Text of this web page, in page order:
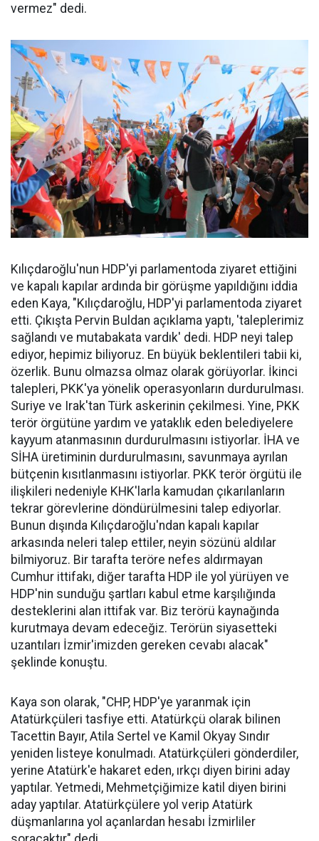
vermez" dedi.
Kılıçdaroğlu'nun HDP'yi parlamentoda ziyaret ettiğini
ve kapalı kapılar ardında bir görüşme yapıldığını iddia
eden Kaya, "Kılıçdaroğlu, HDP'yi parlamentoda ziyaret
etti. Çıkışta Pervin Buldan açıklama yaptı, 'taleplerimiz
sağlandı ve mutabakata vardık' dedi. HDP neyi talep
ediyor, hepimiz biliyoruz. En büyük beklentileri tabii ki,
özerlik. Bunu olmazsa olmaz olarak görüyorlar. İkinci
talepleri, PKK'ya yönelik operasyonların durdurulması.
Suriye ve Irak'tan Türk askerinin çekilmesi. Yine, PKK
terör örgütüne yardım ve yataklık eden belediyelere
kayyum atanmasının durdurulmasını istiyorlar. İHA ve
SİHA üretiminin durdurulmasını, savunmaya ayrılan
bütçenin kısıtlanmasını istiyorlar. PKK terör örgütü ile
ilişkileri nedeniyle KHK'larla kamudan çıkarılanların
tekrar görevlerine döndürülmesini talep ediyorlar.
Bunun dışında Kılıçdaroğlu'ndan kapalı kapılar
arkasında neleri talep ettiler, neyin sözünü aldılar
bilmiyoruz. Bir tarafta teröre nefes aldırmayan
Cumhur ittifakı, diğer tarafta HDP ile yol yürüyen ve
HDP'nin sunduğu şartları kabul etme karşılığında
desteklerini alan ittifak var. Biz terörü kaynağında
kurutmaya devam edeceğiz. Terörün siyasetteki
uzantıları İzmir'imizden gereken cevabı alacak"
şeklinde konuştu.
Kaya son olarak, "CHP, HDP'ye yaranmak için
Atatürkçüleri tasfiye etti. Atatürkçü olarak bilinen
Tacettin Bayır, Atila Sertel ve Kamil Okyay Sındır
yeniden listeye konulmadı. Atatürkçüleri gönderdiler,
yerine Atatürk'e hakaret eden, ırkçı diyen birini aday
yaptılar. Yetmedi, Mehmetçiğimize katil diyen birini
aday yaptılar. Atatürkçülere yol verip Atatürk
düşmanlarına yol açanlardan hesabı İzmirliler